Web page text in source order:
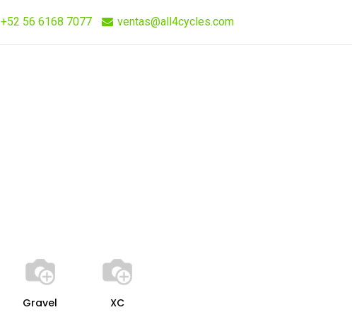
+52 56 6168 7077 ventas@all4cycles.com
Gravel XC